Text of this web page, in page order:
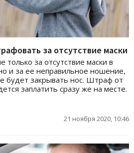
за отсутствие маски
только за отсутствие маски в
и за ее неправильное ношение,
будет закрывать нос. Штраф от
заплатить сразу же на месте.
21 ноября 2020, 10:46